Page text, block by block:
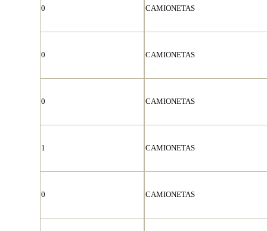
0 CAMIONETAS
0 CAMIONETAS
0 CAMIONETAS
1 CAMIONETAS
0 CAMIONETAS